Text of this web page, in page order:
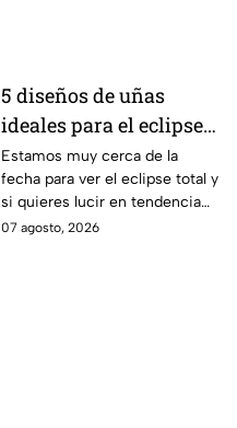
5 diseños de uñas
ideales para el eclipse
total; son auténticas y
con colores cósmicos
Estamos muy cerca de la
fecha para ver el eclipse total y
si quieres lucir en tendencia
con el día mira estos diseños
07 agosto, 2026